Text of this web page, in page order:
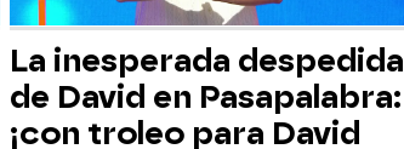
La inesperada despedida
de David en Pasapalabra:
¡con troleo para David